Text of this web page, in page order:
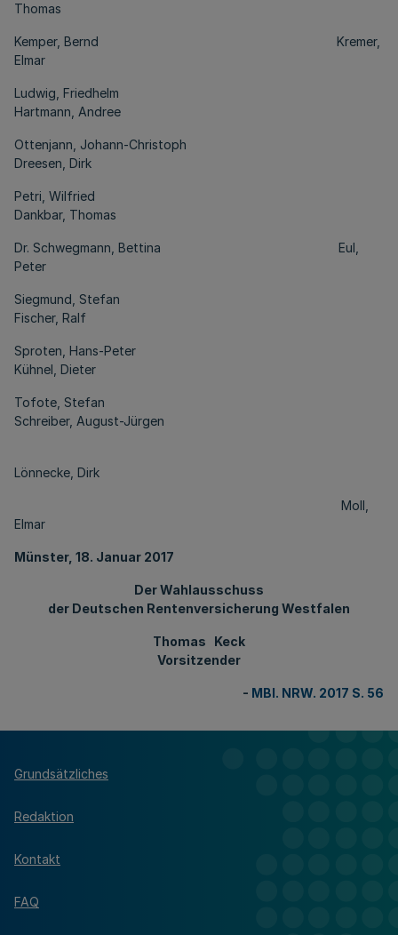
Thomas
Kemper, Bernd Kremer,
Elmar
Ludwig, Friedhelm
Hartmann, Andree
Ottenjann, Johann-Christoph
Dreesen, Dirk
Petri, Wilfried
Dankbar, Thomas
Dr. Schwegmann, Bettina Eul,
Peter
Siegmund, Stefan
Fischer, Ralf
Sproten, Hans-Peter
Kühnel, Dieter
Tofote, Stefan
Schreiber, August-Jürgen
Lönnecke, Dirk
Moll,
Elmar
Münster, 18. Januar 2017
Der Wahlausschuss
der Deutschen Rentenversicherung Westfalen
Thomas Keck
Vorsitzender
- MBl. NRW. 2017 S. 56
Grundsätzliches
Redaktion
Kontakt
FAQ